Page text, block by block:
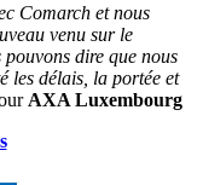
Comarch et nous
venu sur le
dire que nous
les délais, la portée et
AXA Luxembourg